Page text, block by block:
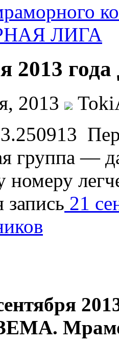
ЛИГА
2013
2013
группа —
номеру
21